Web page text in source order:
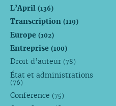
L’April (136)
Transcription (119)
Europe (102)
Entreprise (100)
Droit d’auteur (78)
État et administrations
(76)
Conference (75)